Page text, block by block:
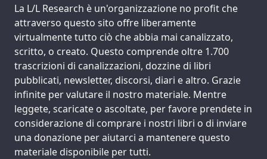
Support us:
La L/L Research è un'organizzazione no profit che
attraverso questo sito offre liberamente
virtualmente tutto ciò che abbia mai canalizzato,
scritto, o creato. Questo comprende oltre 1.700
trascrizioni di canalizzazioni, dozzine di libri
pubblicati, newsletter, discorsi, diari e altro. Grazie
infinite per valutare il nostro materiale. Mentre
leggete, scaricate o ascoltate, per favore prendete in
considerazione di comprare i nostri libri o di inviare
una donazione per aiutarci a mantenere questo
materiale disponibile per tutti.